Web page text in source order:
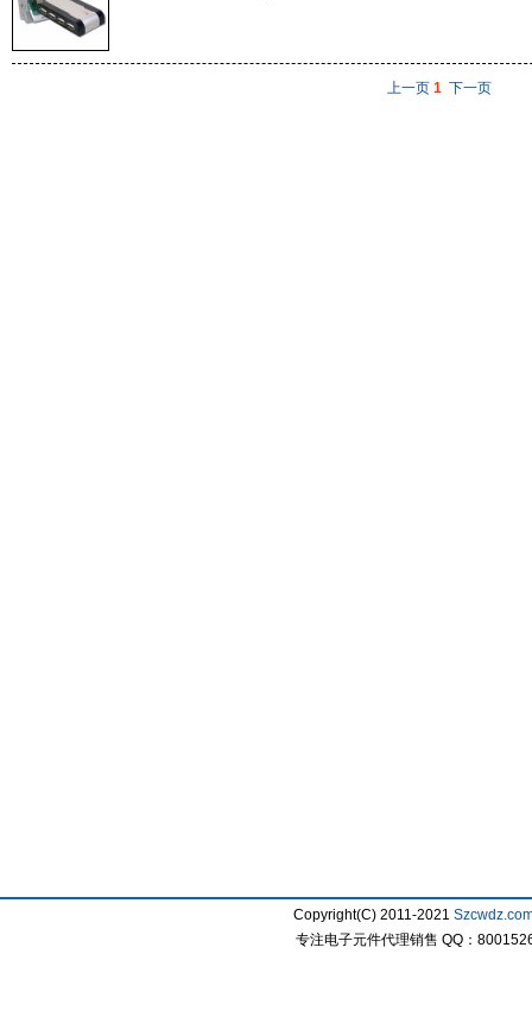
上一页 1 下一页
Copyright(C) 2011-2021
专注电子元件代理销售 QQ：